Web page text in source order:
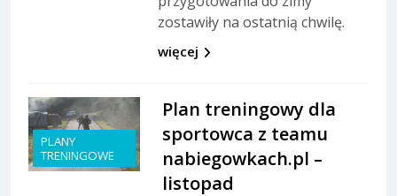
zostawiły na ostatnią chwilę.
więcej
PLANY
TRENINGOWE
Plan treningowy dla
sportowca z teamu
nabiegowkach.pl –
listopad